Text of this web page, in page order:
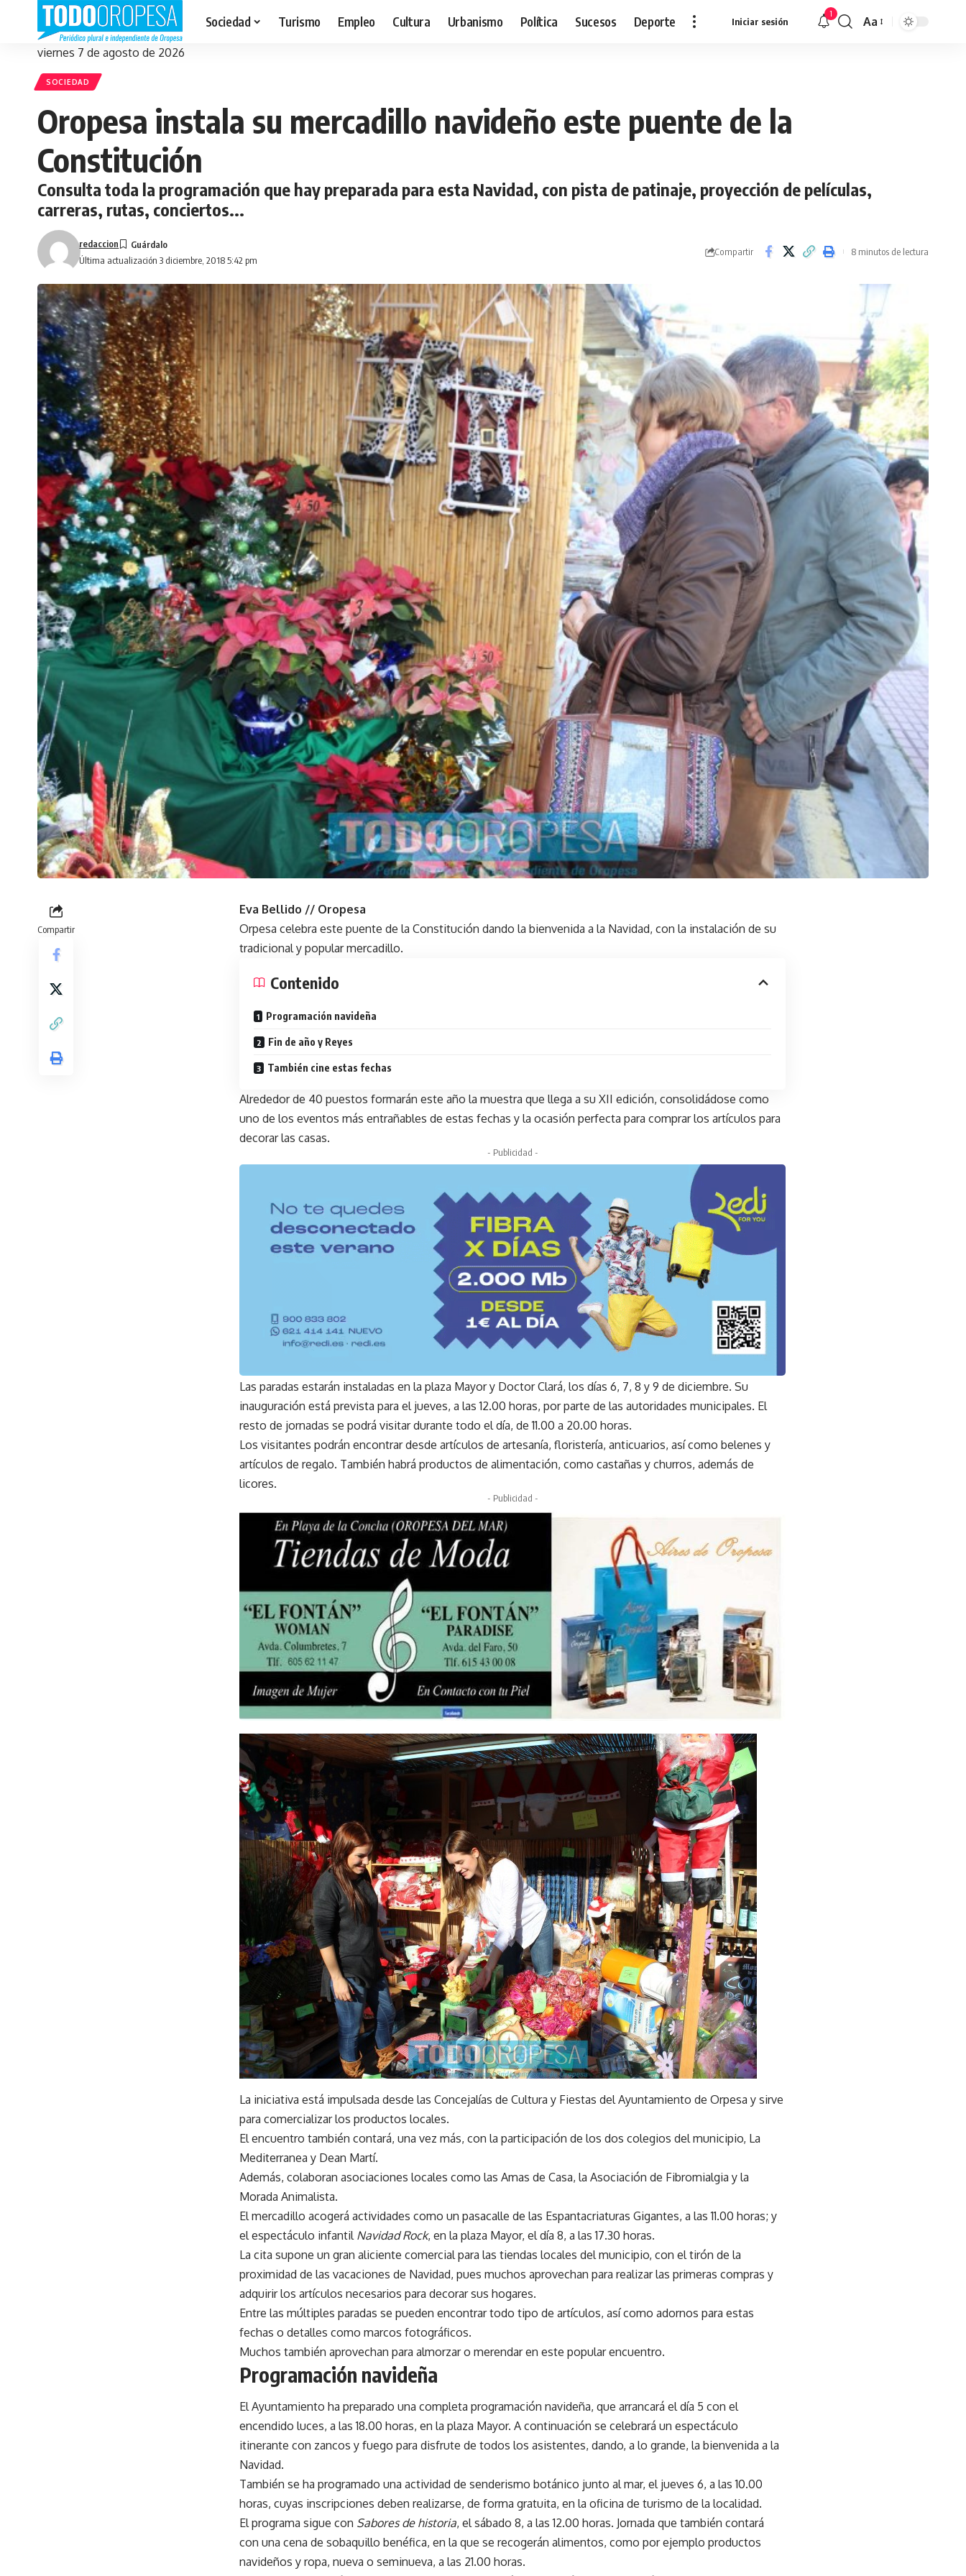
Sociedad Turismo Empleo Cultura Urbanismo Política Sucesos Deporte Iniciar sesión
1
Redimensionar
Aa
viernes 7 de agosto de 2026
SOCIEDAD
Oropesa instala su mercadillo navideño este puente de la
Constitución
Consulta toda la programación que hay preparada para esta Navidad, con pista de patinaje, proyección de películas,
carreras, rutas, conciertos...
Última actualización 3 diciembre, 2018 5:42 pm
redaccion
Compartir 8 minutos de lectura
Compartir
Eva Bellido // Oropesa
Orpesa celebra este puente de la Constitución dando la bienvenida a la Navidad, con la instalación de su
tradicional y popular mercadillo.
Contenido
Programación navideña
Fin de año y Reyes
También cine estas fechas
Alrededor de 40 puestos formarán este año la muestra que llega a su XII edición, consolidádose como
uno de los eventos más entrañables de estas fechas y la ocasión perfecta para comprar los artículos para
decorar las casas.
- Publicidad -
Las paradas estarán instaladas en la plaza Mayor y Doctor Clará, los días 6, 7, 8 y 9 de diciembre. Su
inauguración está prevista para el jueves, a las 12.00 horas, por parte de las autoridades municipales. El
resto de jornadas se podrá visitar durante todo el día, de 11.00 a 20.00 horas.
Los visitantes podrán encontrar desde artículos de artesanía, floristería, anticuarios, así como belenes y
artículos de regalo. También habrá productos de alimentación, como castañas y churros, además de
licores.
- Publicidad -
La iniciativa está impulsada desde las Concejalías de Cultura y Fiestas del Ayuntamiento de Orpesa y sirve
para comercializar los productos locales.
El encuentro también contará, una vez más, con la participación de los dos colegios del municipio, La
Mediterranea y Dean Martí.
Además, colaboran asociaciones locales como las Amas de Casa, la Asociación de Fibromialgia y la
Morada Animalista.
El mercadillo acogerá actividades como un pasacalle de las Espantacriaturas Gigantes, a las 11.00 horas; y
el espectáculo infantil Navidad Rock, en la plaza Mayor, el día 8, a las 17.30 horas.
La cita supone un gran aliciente comercial para las tiendas locales del municipio, con el tirón de la
proximidad de las vacaciones de Navidad, pues muchos aprovechan para realizar las primeras compras y
adquirir los artículos necesarios para decorar sus hogares.
Entre las múltiples paradas se pueden encontrar todo tipo de artículos, así como adornos para estas
fechas o detalles como marcos fotográficos.
Muchos también aprovechan para almorzar o merendar en este popular encuentro.
Programación navideña
El Ayuntamiento ha preparado una completa programación navideña, que arrancará el día 5 con el
encendido luces, a las 18.00 horas, en la plaza Mayor. A continuación se celebrará un espectáculo
itinerante con zancos y fuego para disfrute de todos los asistentes, dando, a lo grande, la bienvenida a la
Navidad.
También se ha programado una actividad de senderismo botánico junto al mar, el jueves 6, a las 10.00
horas, cuyas inscripciones deben realizarse, de forma gratuita, en la oficina de turismo de la localidad.
El programa sigue con Sabores de historia, el sábado 8, a las 12.00 horas. Jornada que también contará
con una cena de sobaquillo benéfica, en la que se recogerán alimentos, como por ejemplo productos
navideños y ropa, nueva o seminueva, a las 21.00 horas.